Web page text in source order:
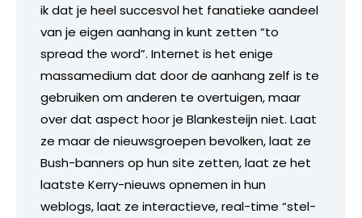
ik dat je heel succesvol het fanatieke aandeel
van je eigen aanhang in kunt zetten “to
spread the word”. Internet is het enige
massamedium dat door de aanhang zelf is te
gebruiken om anderen te overtuigen, maar
over dat aspect hoor je Blankesteijn niet. Laat
ze maar de nieuwsgroepen bevolken, laat ze
Bush-banners op hun site zetten, laat ze het
laatste Kerry-nieuws opnemen in hun
weblogs, laat ze interactieve, real-time “stel-